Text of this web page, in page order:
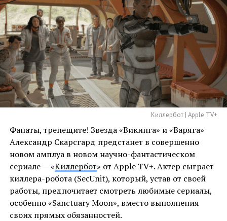
Киллербот | Apple TV+
Фанаты, трепещите! Звезда «Викинга» и «Варяга»
Александр Скарсгард предстанет в совершенно
новом амплуа в новом научно-фантастическом
сериале — «Киллербот» от Apple TV+. Актер сыграет
киллера-робота (SecUnit), который, устав от своей
работы, предпочитает смотреть любимые сериалы,
особенно «Sanctuary Moon», вместо выполнения
своих прямых обязанностей.